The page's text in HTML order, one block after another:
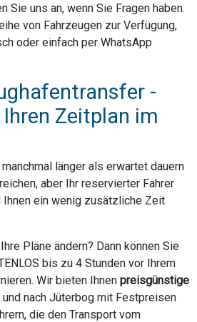
Sie uns an, wenn Sie Fragen haben.
von Fahrzeugen zur Verfügung,
oder einfach per WhatsApp
-
Zeitplan im
länger als erwartet dauern
aber Ihr reservierter Fahrer
Ihnen ein wenig zusätzliche Zeit
Pläne ändern? Dann können Sie
bis zu 4 Stunden vor Ihrem
Wir bieten Ihnen preisgünstige
und nach Jüterbog mit Festpreisen
die den Transport vom